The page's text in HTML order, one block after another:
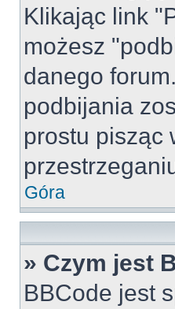
Klikając link
możesz
danego
podbijania
prostu pisząc
Góra
» Czym jest
BBCode jest